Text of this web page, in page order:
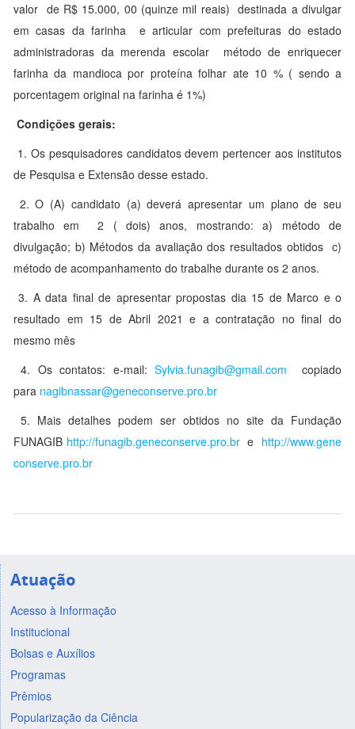
valor de R$ 15.000, 00 (quinze mil reais) destinada a divulgar
em casas da farinha e articular com prefeituras do estado
administradoras da merenda escolar método de enriquecer
farinha da mandioca por proteína folhar ate 10 % ( sendo a
porcentagem original na farinha é 1%)
Condições gerais:
1. Os pesquisadores candidatos devem pertencer aos institutos
de Pesquisa e Extensão desse estado.
2. O (A) candidato (a) deverá apresentar um plano de seu
trabalho em 2 ( dois) anos, mostrando: a) método de
divulgação; b) Métodos da avaliação dos resultados obtidos c)
método de acompanhamento do trabalhe durante os 2 anos.
3. A data final de apresentar propostas dia 15 de Marco e o
resultado em 15 de Abril 2021 e a contratação no final do
mesmo mês
4. Os contatos: e-mail:Sylvia.funagib@gmail.com copiado
para nagibnassar@geneconserve.pro.br
5. Mais detalhes podem ser obtidos no site da Fundação
FUNAGIB http://funagib.geneconserve.pro.bre http://www.gene
conserve.pro.br
Atuação
Acesso à Informação
Institucional
Bolsas e Auxílios
Programas
Prêmios
Popularização da Ciência